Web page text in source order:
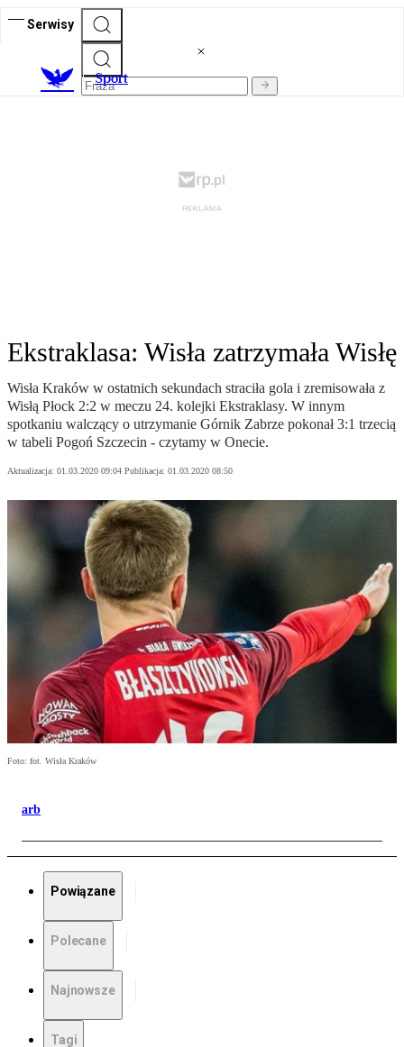
Serwisy
Sport
Ekstraklasa: Wisła zatrzymała Wisłę
Wisła Kraków w ostatnich sekundach straciła gola i zremisowała z
Wisłą Płock 2:2 w meczu 24. kolejki Ekstraklasy. W innym
spotkaniu walczący o utrzymanie Górnik Zabrze pokonał 3:1 trzecią
w tabeli Pogoń Szczecin - czytamy w Onecie.
Aktualizacja: 01.03.2020 09:04 Publikacja: 01.03.2020 08:50
Foto: fot. Wisła Kraków
arb
Powiązane
Polecane
Najnowsze
Tagi